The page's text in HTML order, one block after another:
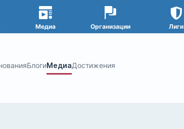
Медиа Организации Лиги
БлогиМедиаДостижения